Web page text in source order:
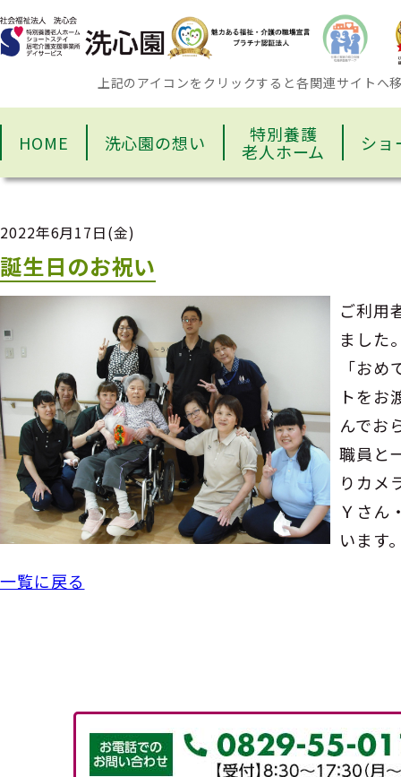
上記のアイコンをクリックすると各関連サイトへ
HOME 洗心園の想い 特別養護
老人ホーム ショ
2022年6月17日(金)
誕生日のお祝い
ご利用
ました
「お
トをお
んでお
職員と
りカメ
Ｙさん
います
一覧に戻る